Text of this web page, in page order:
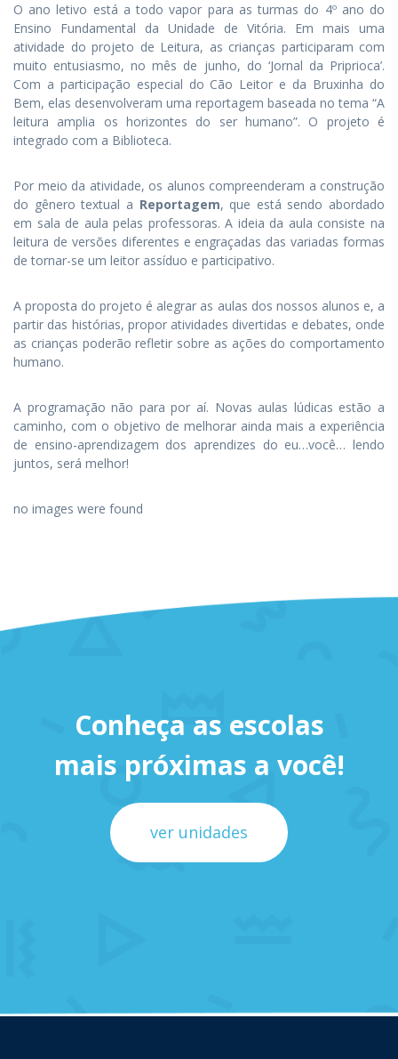
O ano letivo está a todo vapor para as turmas do 4º ano do
Ensino Fundamental da Unidade de Vitória. Em mais uma
atividade do projeto de Leitura, as crianças participaram com
muito entusiasmo, no mês de junho, do ‘Jornal da Priprioca’.
Com a participação especial do Cão Leitor e da Bruxinha do
Bem, elas desenvolveram uma reportagem baseada no tema “A
leitura amplia os horizontes do ser humano”. O projeto é
integrado com a Biblioteca.
Por meio da atividade, os alunos compreenderam a construção
do gênero textual a Reportagem, que está sendo abordado
em sala de aula pelas professoras. A ideia da aula consiste na
leitura de versões diferentes e engraçadas das variadas formas
de tornar-se um leitor assíduo e participativo.
A proposta do projeto é alegrar as aulas dos nossos alunos e, a
partir das histórias, propor atividades divertidas e debates, onde
as crianças poderão refletir sobre as ações do comportamento
humano.
A programação não para por aí. Novas aulas lúdicas estão a
caminho, com o objetivo de melhorar ainda mais a experiência
de ensino-aprendizagem dos aprendizes do eu…você… lendo
juntos, será melhor!
no images were found
Conheça as escolas
mais próximas a você!
ver unidades